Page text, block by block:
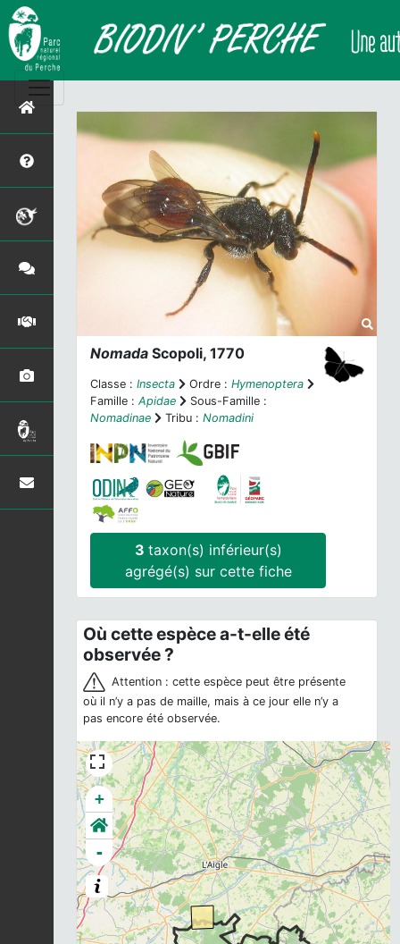
Nomada Scopoli, 1770
Classe : Insecta Ordre : Hymenoptera
Famille : Apidae
Sous-Famille :
Nomadinae
Tribu : Nomadini
3 taxon(s) inférieur(s)
agrégé(s) sur cette fiche
Où cette espèce a-t-elle été
observée ?
Attention : cette espèce peut être présente
où il n’y a pas de maille, mais à ce jour elle n’y a
pas encore été observée.
+
-